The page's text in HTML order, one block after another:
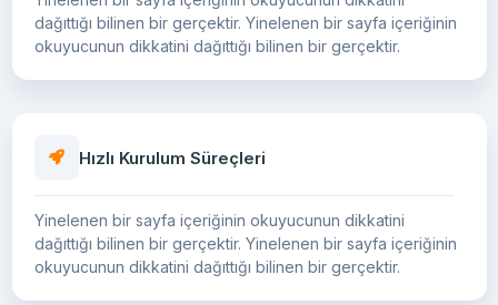
dağıttığı bilinen bir gerçektir. Yinelenen bir sayfa içeriğinin
okuyucunun dikkatini dağıttığı bilinen bir gerçektir.
Hızlı Kurulum Süreçleri
Yinelenen bir sayfa içeriğinin okuyucunun dikkatini
dağıttığı bilinen bir gerçektir. Yinelenen bir sayfa içeriğinin
okuyucunun dikkatini dağıttığı bilinen bir gerçektir.